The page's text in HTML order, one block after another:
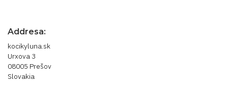
Addresa:
kocikyluna.sk
Urxova 3
08005 Prešov
Slovakia